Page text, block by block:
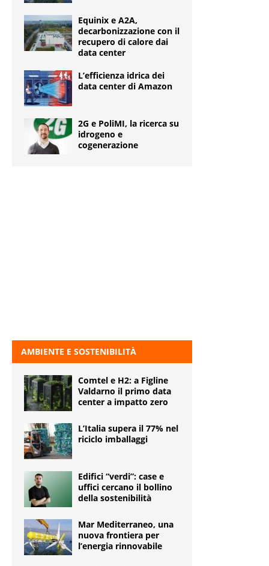
Equinix e A2A,
decarbonizzazione con il
recupero di calore dai
data center
L’efficienza idrica dei
data center di Amazon
2G e PoliMI, la ricerca su
idrogeno e
cogenerazione
AMBIENTE E SOSTENIBILITÀ
Comtel e H2: a Figline
Valdarno il primo data
center a impatto zero
L’Italia supera il 77% nel
riciclo imballaggi
Edifici “verdi”: case e
uffici cercano il bollino
della sostenibilità
Mar Mediterraneo, una
nuova frontiera per
l’energia rinnovabile